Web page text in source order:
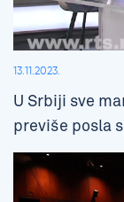
13.11.2023.
U Srbiji sve
previše posla